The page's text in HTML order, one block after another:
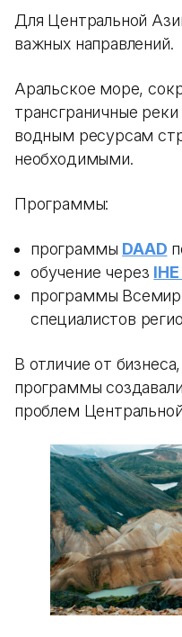
Для Центральной
важных направлений.
Аральское море,
трансграничные
водным ресурсам
необходимыми.
Программы:
программы DAAD
обучение через
программы
специалистов
В отличие от
программы
проблем